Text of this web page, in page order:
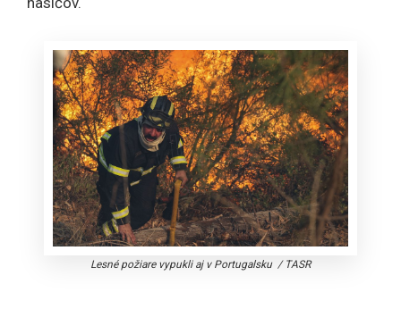
Lesné požiare vypukli aj v Portugalsku / TASR